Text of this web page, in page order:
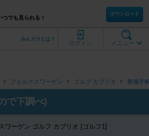
でも見られる！
ダウンロード
メニュー
ログイン
みんカラとは？
フォルクスワーゲン ゴルフ カブリオ 整備手
で下調べ)
ワーゲン ゴルフ カブリオ [ゴルフ1]